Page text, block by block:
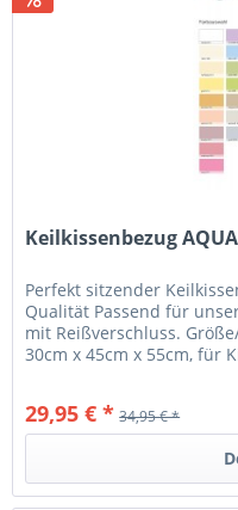
Keilkissenbezug
Perfekt sitzender
Qualität Passend für
mit Reißverschluss.
30cm x 45cm x 55cm, für
29,95 € * 34,95 € *